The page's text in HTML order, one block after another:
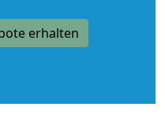
erhalten